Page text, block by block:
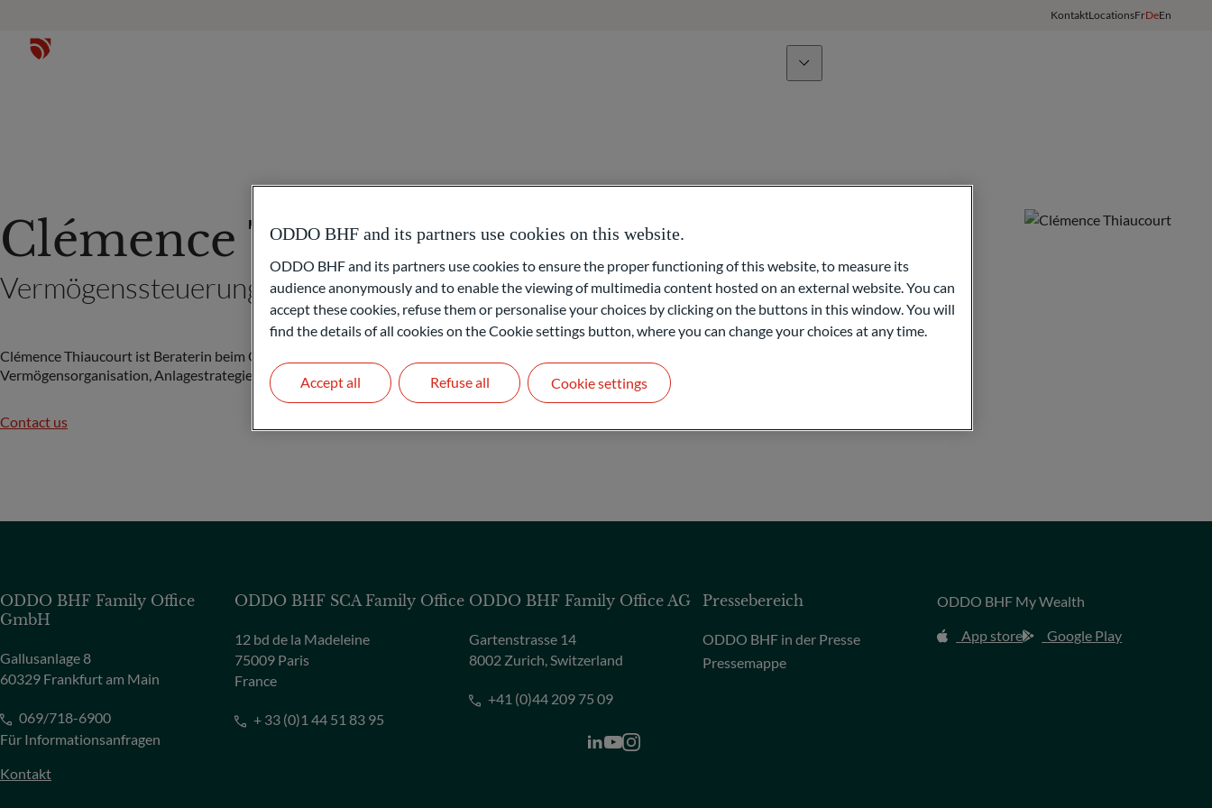
KontaktLocationsFrDeEn
Vermögensorganisation
Stiftungen & Philanthropie
Zugang zu Netzwerken
Clémence Thiaucourt
Vermögenssteuerung und -organisation (Paris)
Clémence Thiaucourt ist Beraterin beim ODDO BHF Family Office in Paris. Sie ist Ihr Ansprechpartner für die Beratung in Bezug auf
Vermögensorganisation, Anlagestrategie, Auswahl der Anlagen sowie die Überwachung des Gesamtvermögens.
Contact us
ODDO BHF Family Office
GmbH
Gallusanlage 8
60329 Frankfurt am Main
069/718-6900
ODDO BHF SCA Family Office
12 bd de la Madeleine
75009 Paris
France
+ 33 (0)1 44 51 83 95
ODDO BHF Family Office AG
Gartenstrasse 14
8002 Zurich, Switzerland
+41 (0)44 209 75 09
Pressebereich
ODDO BHF in der Presse
Pressemappe
ODDO BHF My Wealth
App store
Google Play
Für Informationsanfragen
Kontakt
ODDO BHF and its partners use cookies on this website.
ODDO BHF and its partners use cookies to ensure the proper functioning of this website, to measure its
audience anonymously and to enable the viewing of multimedia content hosted on an external website. You can
accept these cookies, refuse them or personalise your choices by clicking on the buttons in this window. You will
find the details of all cookies on the Cookie settings button, where you can change your choices at any time.
Refuse all
Accept all Cookie settings